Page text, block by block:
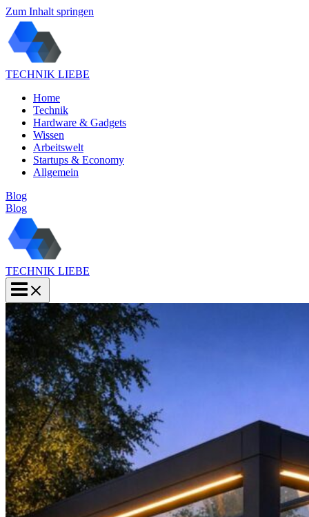
Zum Inhalt springen
TECHNIK LIEBE
Home
Technik
Hardware & Gadgets
Wissen
Arbeitswelt
Startups & Economy
Allgemein
Blog
Blog
TECHNIK LIEBE